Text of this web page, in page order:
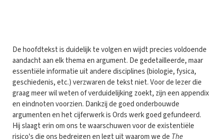
De hoofdtekst is duidelijk te volgen en wijdt precies voldoende
aandacht aan elk thema en argument. De gedetailleerde, maar
essentiële informatie uit andere disciplines (biologie, fysica,
geschiedenis, etc.) verzwaren de tekst niet. Voor de lezer die
graag meer wil weten of verduidelijking zoekt, zijn een appendix
en eindnoten voorzien. Dankzij de goed onderbouwde
argumenten en het cijferwerk is Ords werk goed gefundeerd.
Hij slaagt erin om ons te waarschuwen voor de existentiële
risico's die ons bedreigen en legt uit waarom we de The